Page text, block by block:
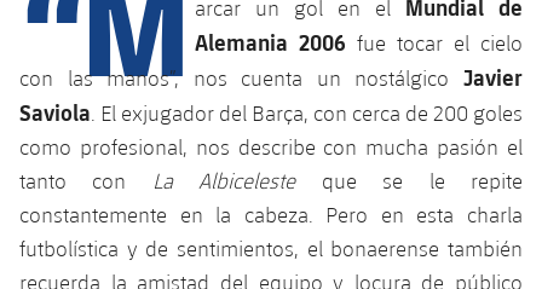
plusicon
más
Instalaciones
Spotify Camp Nou
Palau Blaugrana
SUB13
SUB12
SUB11 B
SUB13 B
SUB12 C
SUB11 C
Entradas
Gameday Shows
Resultados
Clasificación
Base
Barça Atlètic
Junior
Cadete A
Cadete B
Campus Verano
PLUSICON
MÁS
Primer Equipo
plusicon
más
Calendario
Barça Atlètic
plusicon
más
Actualidad
Base
plusicon
más
arcar un gol en el Mundial de
Alemania 2006 fue tocar el cielo
con las manos”, nos cuenta un nostálgico Javier
Saviola . El exjugador del Barça, con cerca de 200 goles
como profesional, nos describe con mucha pasión el
tanto con
La Albicelesteque se le repite
constantemente en la cabeza. Pero en esta charla
futbolística y de sentimientos, el bonaerense también
recuerda la amistad del equipo y locura de público